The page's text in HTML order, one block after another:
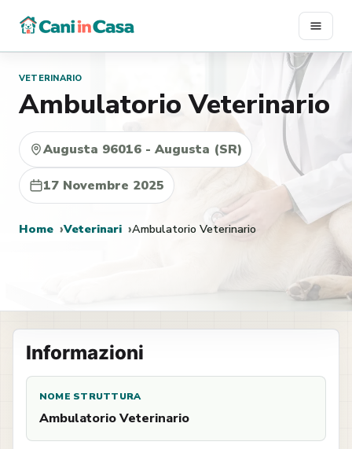
contenuto
VETERINARIO
Ambulatorio Veterinario
Augusta 96016 - Augusta (SR)
17 Novembre 2025
Home Veterinari Ambulatorio Veterinario
Informazioni
NOME STRUTTURA
Ambulatorio Veterinario